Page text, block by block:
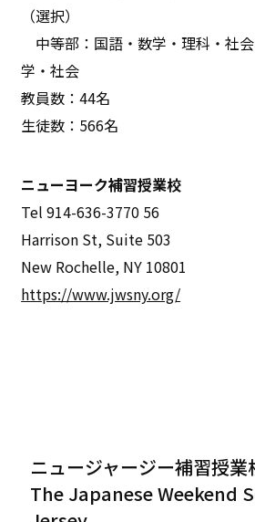
（選択）
中等部：国語・数学・理科・社
学・社会
教員数：44名
生徒数：566名
ニューヨーク補習授業校
Tel 914-636-3770 56
Harrison St, Suite 503
New Rochelle, NY 10801
https://www.jwsny.org/
ニュージャージー補習授業
The Japanese Weekend